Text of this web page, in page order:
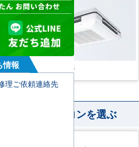
天吊自在形
から業務用エアコンを選ぶ
情報
理ご依頼連絡先